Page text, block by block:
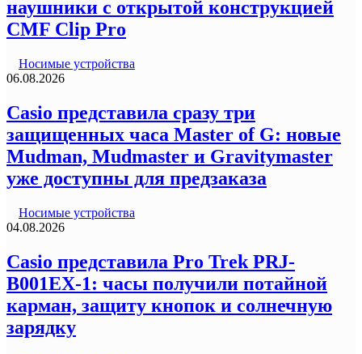
наушники с открытой конструкцией
CMF Clip Pro
Носимые устройства
06.08.2026
Casio представила сразу три
защищенных часа Master of G: новые
Mudman, Mudmaster и Gravitymaster
уже доступны для предзаказа
Носимые устройства
04.08.2026
Casio представила Pro Trek PRJ-
B001EX-1: часы получили потайной
карман, защиту кнопок и солнечную
зарядку